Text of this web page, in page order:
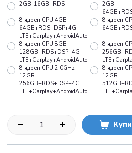
2GB-16GB+RDS
2GB-
8 ядрен CPU 4GB-
64GB+RDS+DSP+4G
LTE+Carplay+AndroidAuto
8 ядрен
8 ядрен CPU 8GB-
128GB+RDS+DSP+4G
LTE+Carplay+AndroidAuto
8 ядрен
8 ядрен CPU 2.0GHz
12GB-
256GB+RDS+DSP+4G
LTE+Carplay+AndroidAuto
8 ядрен
12GB-
Купи